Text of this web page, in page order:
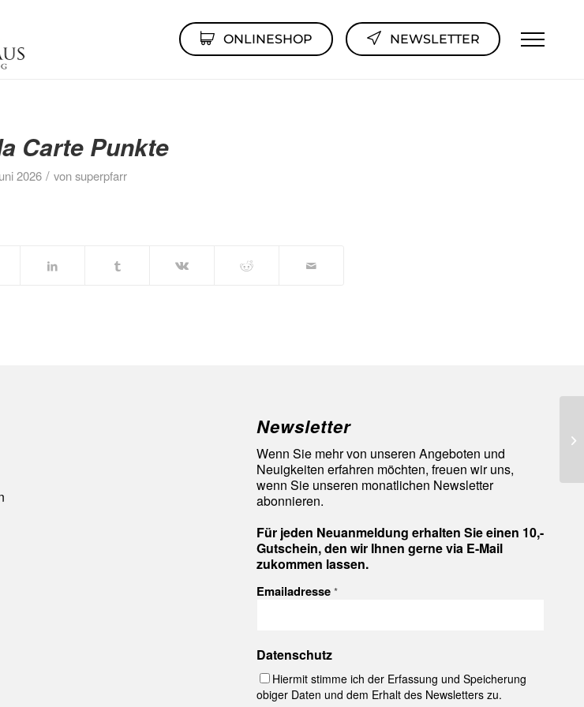
ONLINESHOP NEWSLETTER
Carte Punkte
2026 / vonsuperpfarr
Newsletter
Wenn Sie mehr von unseren Angeboten und
Neuigkeiten erfahren möchten, freuen wir uns,
wenn Sie unseren monatlichen Newsletter
abonnieren.
Für jeden Neuanmeldung erhalten Sie einen 10,-
Gutschein, den wir Ihnen gerne via E-Mail
zukommen lassen.
Emailadresse*
Datenschutz
Hiermit stimme ich der Erfassung und Speicherung
obiger Daten und dem Erhalt des Newsletters zu.